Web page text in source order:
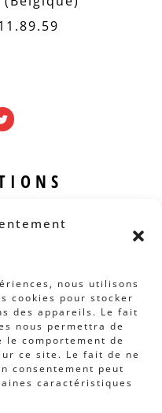
nous utilisons
cookies pour stocker
des appareils. Le fait
nous permettra de
comportement de
ce site. Le fait de ne
consentement peut
caractéristiques